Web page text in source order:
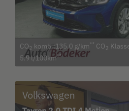
CO2 komb.:135.0 g/km** CO2
5.9 l/100km**
Volkswagen